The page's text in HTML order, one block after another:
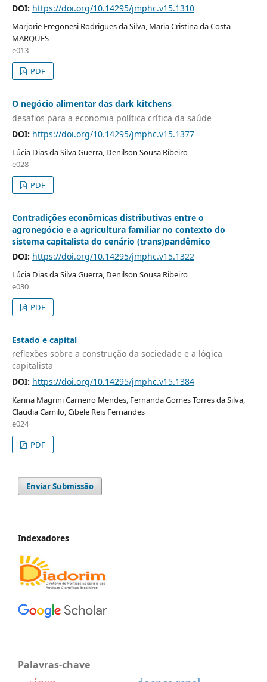
DOI: https://doi.org/10.14295/jmphc.v15.1310
Marjorie Fregonesi Rodrigues da Silva, Maria Cristina da Costa
MARQUES
e013
PDF
O negócio alimentar das dark kitchens
desafios para a economia política crítica da saúde
DOI: https://doi.org/10.14295/jmphc.v15.1377
Lúcia Dias da Silva Guerra, Denilson Sousa Ribeiro
e028
PDF
Contradições econômicas distributivas entre o
agronegócio e a agricultura familiar no contexto do
sistema capitalista do cenário (trans)pandêmico
DOI: https://doi.org/10.14295/jmphc.v15.1322
Lúcia Dias da Silva Guerra, Denilson Sousa Ribeiro
e030
PDF
Estado e capital
reflexões sobre a construção da sociedade e a lógica
capitalista
DOI: https://doi.org/10.14295/jmphc.v15.1384
Karina Magrini Carneiro Mendes, Fernanda Gomes Torres da Silva,
Claudia Camilo, Cibele Reis Fernandes
e024
PDF
Enviar Submissão
Indexadores
Palavras-chave